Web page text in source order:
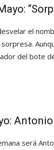
el
del bote
será